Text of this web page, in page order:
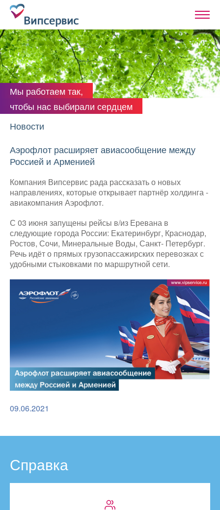
Мы работаем так,
чтобы нас выбирали сердцем
Новости
Аэрофлот расширяет авиасообщение между
Россией и Арменией
Компания Випсервис рада рассказать о новых
направлениях, которые открывает партнёр холдинга -
авиакомпания Аэрофлот.
С 03 июня запущены рейсы в/из Еревана в
следующие города России: Екатеринбург, Краснодар,
Ростов, Сочи, Минеральные Воды, Санкт- Петербург.
Речь идёт о прямых грузопассажирских перевозках с
удобными стыковками по маршрутной сети.
09.06.2021
Справка